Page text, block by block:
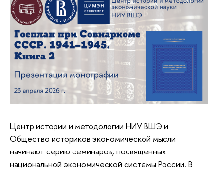
Центр истории и методологии НИУ ВШЭ и
Общество историков экономической мысли
начинают серию семинаров, посвященных
национальной экономической системы России. В